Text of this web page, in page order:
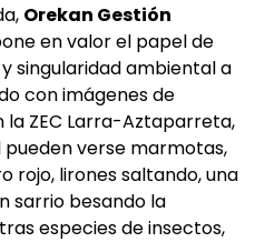
Orekan Gestión
en valor el papel de
singularidad ambiental a
con imágenes de
ZEC Larra-Aztaparreta,
pueden verse marmotas,
rojo, lirones saltando, una
sarrio besando la
especies de insectos,